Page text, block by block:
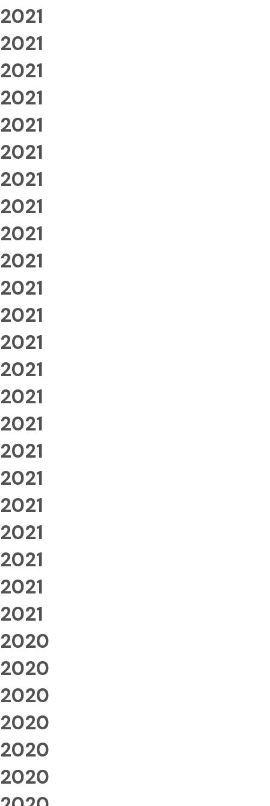
2021
2021
2021
2021
2021
2021
2021
2021
2021
2021
2021
2021
2021
2021
2021
2021
2021
2021
2021
2021
2021
2021
2021
2020
2020
2020
2020
2020
2020